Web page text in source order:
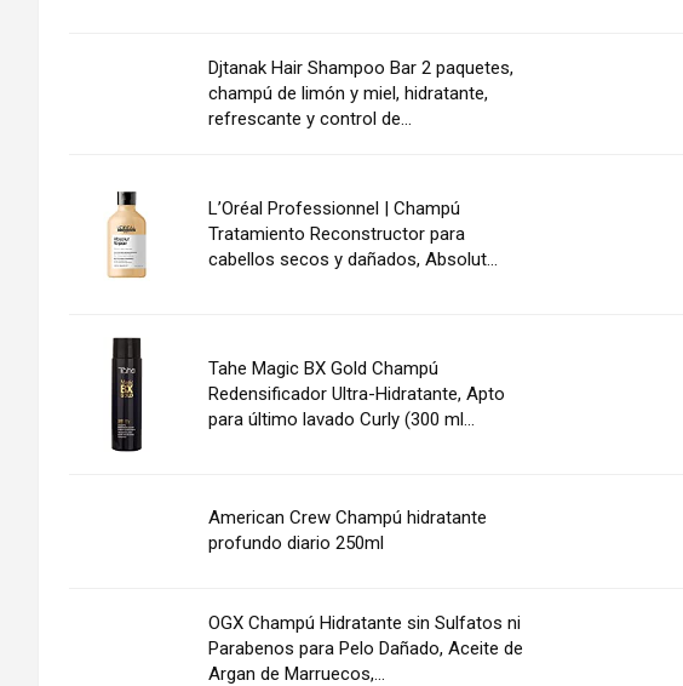
Djtanak Hair Shampoo Bar 2 paquetes,
champú de limón y miel, hidratante,
refrescante y control de...
L’Oréal Professionnel | Champú
Tratamiento Reconstructor para
cabellos secos y dañados, Absolut...
Tahe Magic BX Gold Champú
Redensificador Ultra-Hidratante, Apto
para último lavado Curly (300 ml...
American Crew Champú hidratante
profundo diario 250ml
OGX Champú Hidratante sin Sulfatos ni
Parabenos para Pelo Dañado, Aceite de
Argan de Marruecos,...